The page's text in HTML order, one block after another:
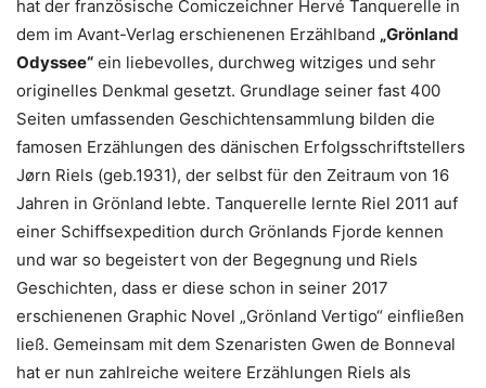
hat der französische Comiczeichner Hervé Tanquerelle in
dem im Avant-Verlag erschienenen Erzählband „Grönland
Odyssee“ ein liebevolles, durchweg witziges und sehr
originelles Denkmal gesetzt. Grundlage seiner fast 400
Seiten umfassenden Geschichtensammlung bilden die
famosen Erzählungen des dänischen Erfolgsschriftstellers
Jørn Riels (geb.1931), der selbst für den Zeitraum von 16
Jahren in Grönland lebte. Tanquerelle lernte Riel 2011 auf
einer Schiffsexpedition durch Grönlands Fjorde kennen
und war so begeistert von der Begegnung und Riels
Geschichten, dass er diese schon in seiner 2017
erschienenen Graphic Novel „Grönland Vertigo“ einfließen
ließ. Gemeinsam mit dem Szenaristen Gwen de Bonneval
hat er nun zahlreiche weitere Erzählungen Riels als